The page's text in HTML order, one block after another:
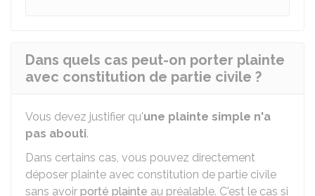
Dans quels cas peut-on porter plainte
avec constitution de partie civile ?
Vous devez justifier qu'une plainte simple n'a
pas abouti.
Dans certains cas, vous pouvez directement
déposer plainte avec constitution de partie civile
sans avoir porté plainte au préalable. C'est le cas si